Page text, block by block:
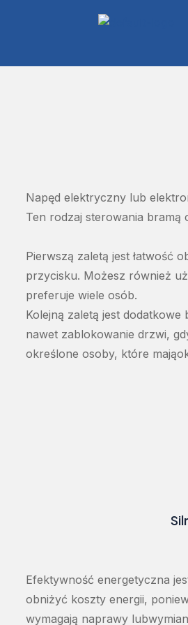
Napęd elektryczny lub
Ten rodzaj sterowania bramą
Pierwszą zaletą jest łatwość
przycisku. Możesz również
preferuje wiele osób.
Kolejną zaletą jest dodatkowe
nawet zablokowanie drzwi,
określone osoby, które mają
Efektywność energetyczna
obniżyć koszty energii,
wymagają naprawy lub